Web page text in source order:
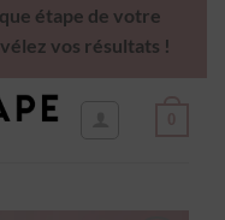
étape de votre
vos résultats !